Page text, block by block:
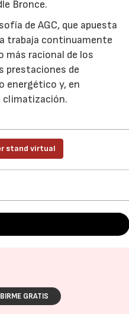
Bronce.
de AGC, que apuesta
trabaja continuamente
más racional de los
prestaciones de
energético y, en
climatización.
stand virtual
GRATIS